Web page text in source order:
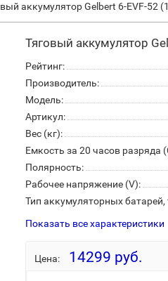
аккумулятор Gelbert 6-EVF-52
Тяговый аккумулятор
Рейтинг:
Производитель:
Модель:
Артикул:
Вес (кг):
Емкость за 20 часов разряда
Полярность:
Рабочее напряжение (V):
Тип аккумуляторных батарей,
Показать все характеристики
Цена: 14299 руб.